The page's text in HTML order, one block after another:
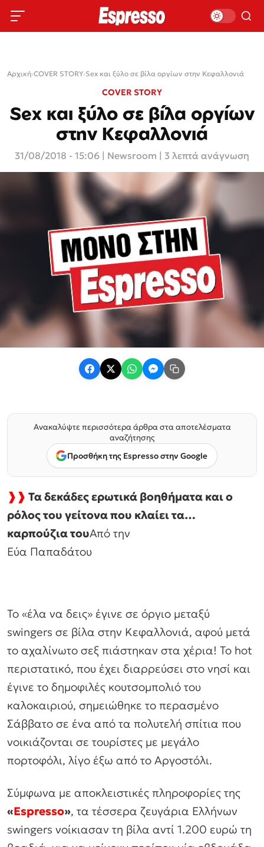
Αρχική›COVER STORY›Sex και ξύλο σε βίλα οργίων στην Κεφαλλονιά
COVER STORY
Sex και ξύλο σε βίλα οργίων
στην Κεφαλλονιά
31/08/2018 - 15:06 Newsroom | 3 λεπτά ανάγνωση
Ανακαλύψτε περισσότερα άρθρα στα αποτελέσματα
αναζήτησης
Προσθήκη της Espresso στην Google
❱❱ Τα δεκάδες ερωτικά βοηθήματα και ο
ρόλος του γείτονα που κλαίει τα…
καρπούζια τουΑπό την
Εύα Παπαδάτου
Το «έλα να δεις» έγινε σε όργιο μεταξύ
swingers σε βίλα στην Κεφαλλονιά, αφού μετά
το αχαλίνωτο σεξ πιάστηκαν στα χέρια! Το hot
περιστατικό, που έχει διαρρεύσει στο νησί και
έγινε το δημοφιλές κουτσομπολιό του
καλοκαιριού, σημειώθηκε το περασμένο
Σάββατο σε ένα από τα πολυτελή σπίτια που
νοικιάζονται σε τουρίστες με μεγάλο
πορτοφόλι, λίγο έξω από το Αργοστόλι.
Σύμφωνα με αποκλειστικές πληροφορίες της
«Espresso», τα τέσσερα ζευγάρια Ελλήνων
swingers νοίκιασαν τη βίλα αντί 1.200 ευρώ τη